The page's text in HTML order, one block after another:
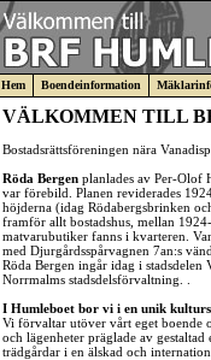
Hem Boendeinformation
VÄLKOMMEN TILL
Bostadsrättsföreningen nära
Röda Bergen planlades av Per-Olof
var förebild. Planen reviderades
höjderna (idag Rödabergsbrinken
framför allt bostadshus, mellan
matvarubutiker fanns i kvarteren.
med Djurgårdsspårvagnen 7an:s
Röda Bergen ingår idag i stadsdelen
Norrmalms stadsdelsförvaltning. .
I Humleboet bor vi i en unik
Vi förvaltar utöver vårt eget boende
och lägenheter präglade av
trädgårdar i en älskad och